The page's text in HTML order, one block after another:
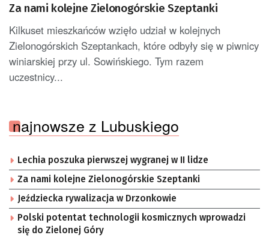
Za nami kolejne Zielonogórskie Szeptanki
Kilkuset mieszkańców wzięło udział w kolejnych
Zielonogórskich Szeptankach, które odbyły się w piwnicy
winiarskiej przy ul. Sowińskiego. Tym razem
uczestnicy...
najnowsze z Lubuskiego
Lechia poszuka pierwszej wygranej w II lidze
Za nami kolejne Zielonogórskie Szeptanki
Jeździecka rywalizacja w Drzonkowie
Polski potentat technologii kosmicznych wprowadzi
się do Zielonej Góry